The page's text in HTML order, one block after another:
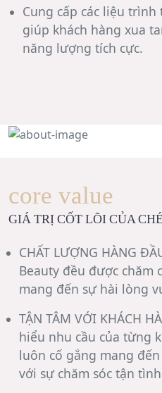
Cung cấp các liệu
giúp khách hàng xua
năng lượng tích cực.
core value
GIÁ TRỊ CỐT LÕI CỦA
CHẤT LƯỢNG HÀNG
Beauty đều được chăm
mang đến sự hài lòng
TẬN TÂM VỚI KHÁCH
hiểu nhu cầu của từng
luôn cố gắng mang
với sự chăm sóc tận